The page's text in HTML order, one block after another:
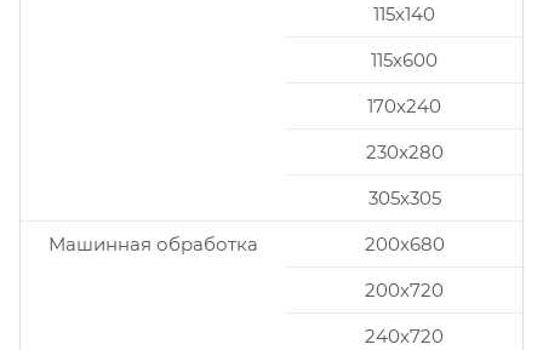
115x140
115x600
170x240
230x280
305x305
Машинная обработка
200х680
200х720
240х720